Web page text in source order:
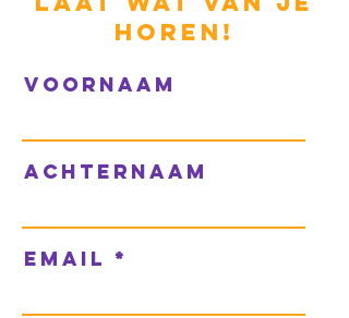
horen!
Voornaam
achternaam
Email